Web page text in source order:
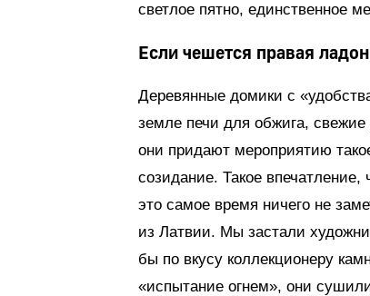
светлое пятно, единственное
Если чешется правая
Деревянные домики с
земле печи для обжига,
они придают мероприятию
созидание. Такое
это самое время ничего не
из Латвии. Мы застали
бы по вкусу коллекционеру
«испытание огнем», они